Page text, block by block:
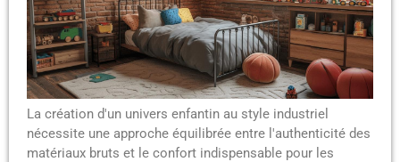
La création d'un univers enfantin au style industriel
nécessite une approche équilibrée entre l'authenticité des
matériaux bruts et le confort indispensable pour les